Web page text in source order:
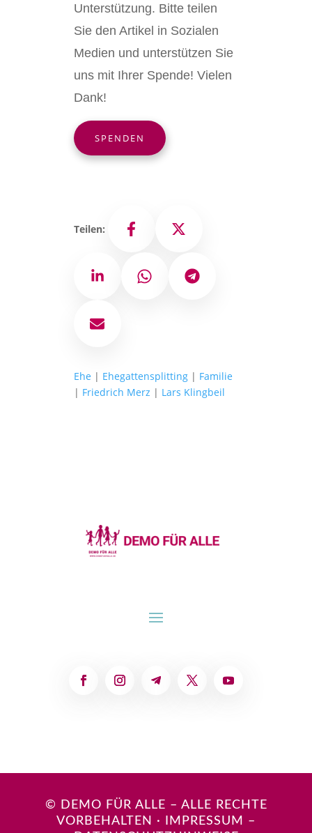
Unterstützung. Bitte teilen
Sie den Artikel in Sozialen
Medien und unterstützen Sie
uns mit Ihrer Spende! Vielen
Dank!
SPENDEN
Teilen: Facebook X
LinkedIn WhatsAppTelegram
E-Mail
Ehe | Ehegattensplitting| Familie
| Friedrich Merz | Lars Klingbeil
© DEMO FÜR ALLE – ALLE RECHTE
VORBEHALTEN · IMPRESSUM
–